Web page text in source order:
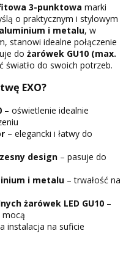
3-punktowa marki
o praktycznym i stylowym
aluminium i metalu, w
stanowi idealne połączenie
do żarówek GU10 (max.
światło do swoich potrzeb.
EXO?
– oświetlenie idealnie
– elegancki i łatwy do
design – pasuje do
i metalu – trwałość na
żarówek LED GU10 –
mocą
instalacja na suficie